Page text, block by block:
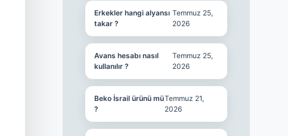
Erkekler hangi alyansı
takar ?
Temmuz 25,
2026
Avans hesabı nasıl
kullanılır ?
Temmuz 25,
2026
Beko İsrail ürünü mü
?
Temmuz 21,
2026